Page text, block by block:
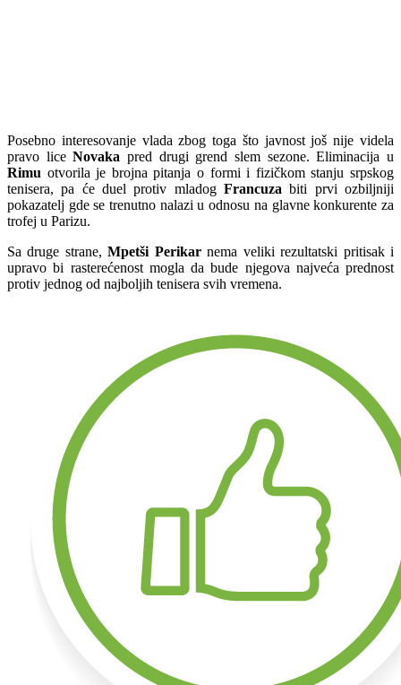
Posebno interesovanje vlada zbog toga što javnost još nije videla
pravo liceNovaka pred drugi grend slem sezone. Eliminacija u
Rimu otvorila je brojna pitanja o formi i fizičkom stanju srpskog
tenisera, pa će duel protiv mladog Francuza biti prvi ozbiljniji
pokazatelj gde se trenutno nalazi u odnosu na glavne konkurente za
trofej u Parizu.
Sa druge strane,Mpetši Perikarnema veliki rezultatski pritisak i
upravo bi rasterećenost mogla da bude njegova najveća prednost
protiv jednog od najboljih tenisera svih vremena.